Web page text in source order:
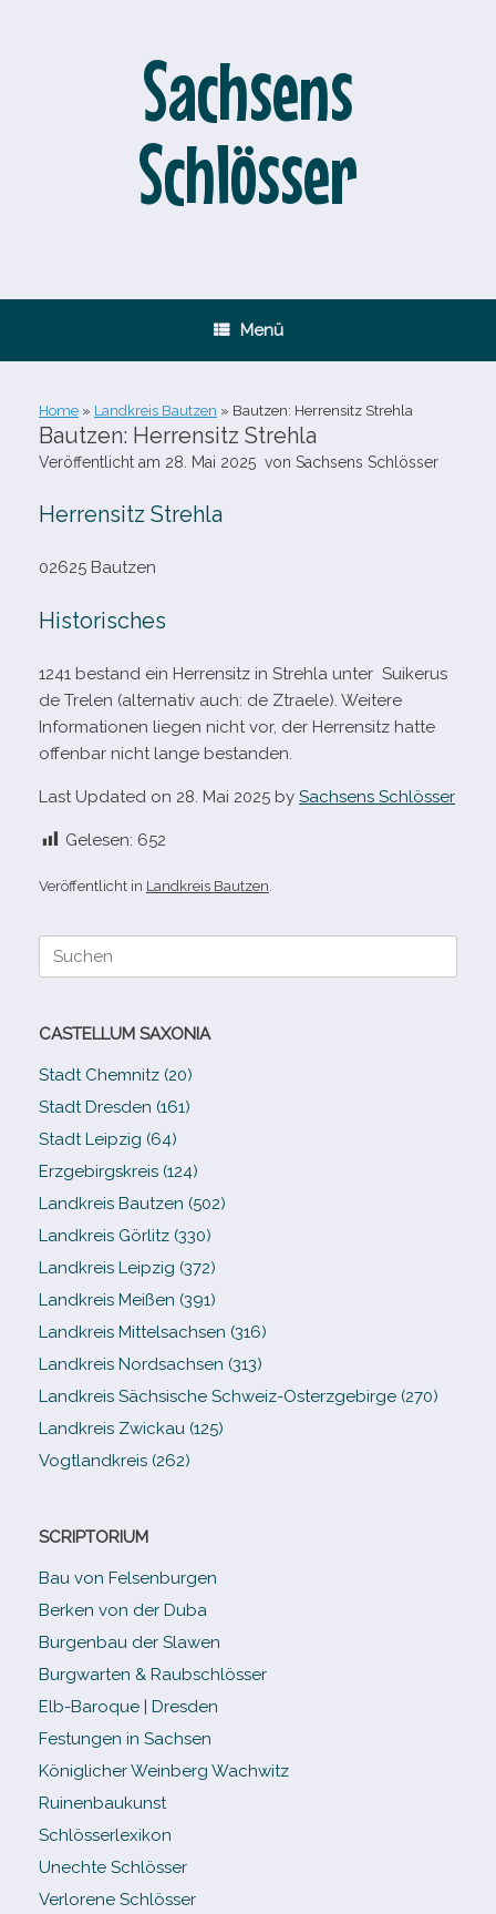
Sachsens
Schlösser
Menü
Home » Landkreis Bautzen » Bautzen: Herrensitz Strehla
Bautzen: Herrensitz Strehla
Veröffentlicht am 28. Mai 2025 von Sachsens Schlösser
Herrensitz Strehla
02625 Bautzen
Historisches
1241 bestand ein Herrensitz in Strehla unter Suikerus
de Trelen (alter­na­tiv auch: de Ztraele). Weitere
Informationen lie­gen nicht vor, der Herrensitz hatte
offen­bar nicht lange bestanden.
Last Updated on 28. Mai 2025 by Sachsens Schlösser
Gelesen: 652
Veröffentlicht in Landkreis Bautzen
Suche
CASTELLUM SAXONIA
Stadt Chemnitz (20)
Stadt Dresden (161)
Stadt Leipzig (64)
Erzgebirgskreis (124)
Landkreis Bautzen (502)
Landkreis Görlitz (330)
Landkreis Leipzig (372)
Landkreis Meißen (391)
Landkreis Mittelsachsen (316)
Landkreis Nordsachsen (313)
Landkreis Sächsische Schweiz-​Osterzgebirge (270)
Landkreis Zwickau (125)
Vogtlandkreis (262)
SCRIPTORIUM
Bau von Felsenburgen
Berken von der Duba
Burgenbau der Slawen
Burgwarten & Raubschlösser
Elb-​Baroque | Dresden
Festungen in Sachsen
Königlicher Weinberg Wachwitz
Ruinenbaukunst
Schlösserlexikon
Unechte Schlösser
Verlorene Schlösser